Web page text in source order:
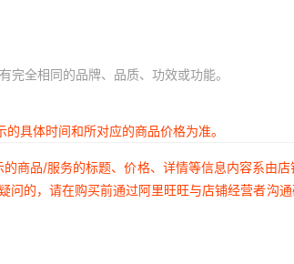
全相同的品牌、品质、功效或功能。
具体时间和所对应的商品价格为准。
商品/服务的标题、价格、详情等信息内容系由
的，请在购买前通过阿里旺旺与店铺经营者沟